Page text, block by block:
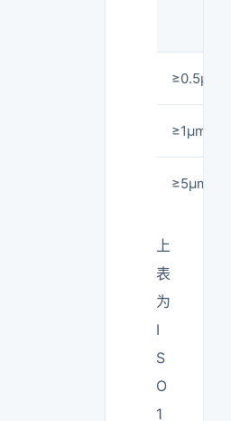
≥0.5μm
≥1μm
≥5μm
上
表
为
I
S
O
1